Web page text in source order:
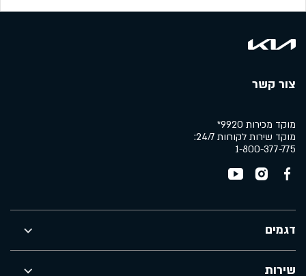
צור קשר
מוקד מכירות 9920*
מוקד שירות לקוחות 24/7:
1-800-377-775
דגמים
שירות